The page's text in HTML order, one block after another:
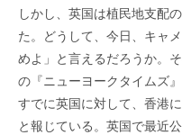
しかし、英国は植民地支配
た。どうして、今日、キャ
めよ」と言えるだろうか。
の『ニューヨークタイムズ
すでに英国に対して、香港
と報じている。英国で最近